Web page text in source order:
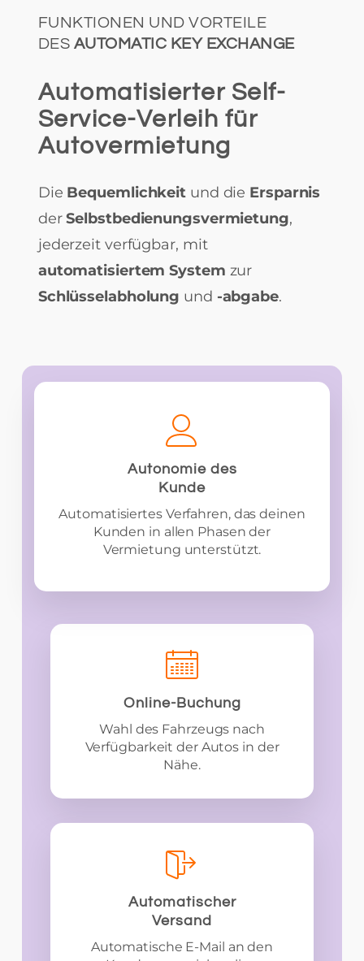
FUNKTIONEN UND VORTEILE
DES AUTOMATIC KEY EXCHANGE
Automatisierter Self-
Service-Verleih für
Autovermietung
Die Bequemlichkeit und die Ersparnis
derSelbstbedienungsvermietung,
jederzeit verfügbar, mit
automatisiertem System zur
Schlüsselabholung und -abgabe.
Online-Buchung
Wahl des Fahrzeugs nach
Verfügbarkeit der Autos in der
Nähe.
Automatischer
Versand
Automatische E-Mail an den
Autonomie des
Kunde
Automatisiertes Verfahren, das deinen
Kunden in allen Phasen der
Vermietung unterstützt.